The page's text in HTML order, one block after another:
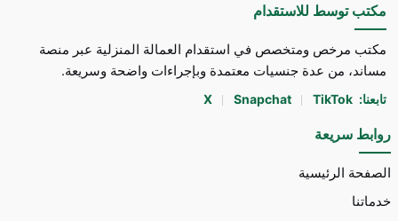
مكتب توسط للاستقدام
مكتب مرخص ومتخصص في استقدام العمالة المنزلية عبر منصة
مساند، من عدة جنسيات معتمدة وبإجراءات واضحة وسريعة.
تابعنا: X Snapchat TikTok
روابط سريعة
الصفحة الرئيسية
خدماتنا